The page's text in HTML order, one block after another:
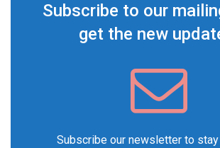
Subscribe to our
get the new
Subscribe our newsletter to